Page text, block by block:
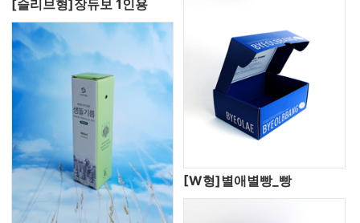
[슬리브형]장듀보 1인용
[W형]별애별빵_빵